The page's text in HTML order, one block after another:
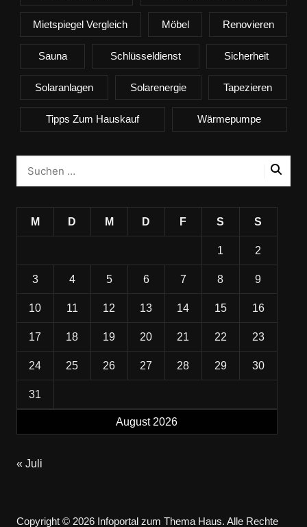
Mietspiegel Vergleich Möbel Renovieren
Sauna Schlüsseldienst Sicherheit
Solaranlagen Solarenergie Tapezieren
Tipps Zum Hauskauf Wärmepumpe
August 2026
M D M D F S S
1 2
3 4 5 6 7 8 9
10 11 12 13 14 15 16
17 18 19 20 21 22 23
24 25 26 27 28 29 30
31
« Juli
Copyright © 2026 Infoportal zum Thema Haus. Alle Rechte